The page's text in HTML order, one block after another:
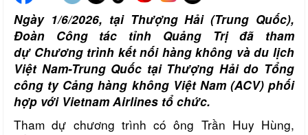
Ngày 1/6/2026, tại Thượng Hải (Trung Quốc),
Đoàn Công tác tỉnh Quảng Trị đã tham
dự Chương trình kết nối hàng không và du lịch
Việt Nam-Trung Quốc tại Thượng Hải do Tổng
công ty Cảng hàng không Việt Nam (ACV) phối
hợp với Vietnam Airlines tổ chức.
Tham dự chương trình có ông Trần Huy Hùng,